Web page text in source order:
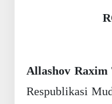
Allashov
Respublikasi